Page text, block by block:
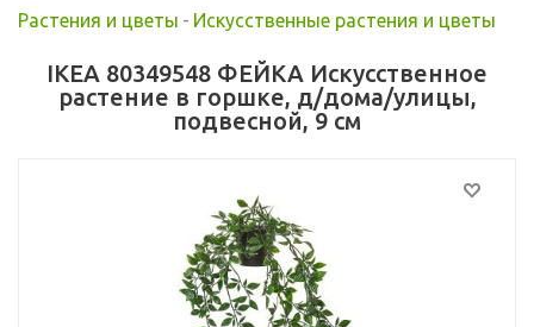
Растения и цветы - Искусственные растения и цветы
IKEA 80349548 ФЕЙКА Искусственное
растение в горшке, д/дома/улицы,
подвесной, 9 см